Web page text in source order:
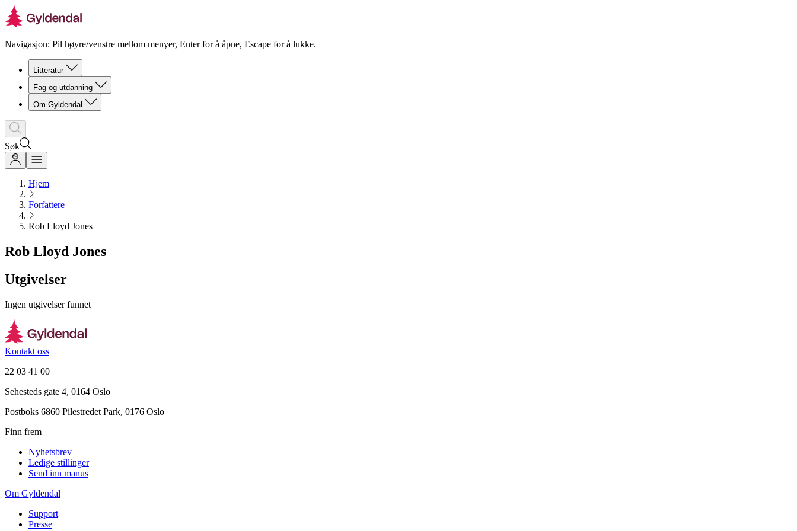
Navigasjon: Pil høyre/venstre mellom menyer, Enter for å åpne, Escape for å lukke.
Litteratur
Fag og utdanning
Om Gyldendal
Søk
Hjem
Forfattere
Rob Lloyd Jones
Rob Lloyd Jones
Utgivelser
Ingen utgivelser funnet
Kontakt oss
22 03 41 00
Sehesteds gate 4, 0164 Oslo
Postboks 6860 Pilestredet Park, 0176 Oslo
Finn frem
Nyhetsbrev
Ledige stillinger
Send inn manus
Om Gyldendal
Support
Presse